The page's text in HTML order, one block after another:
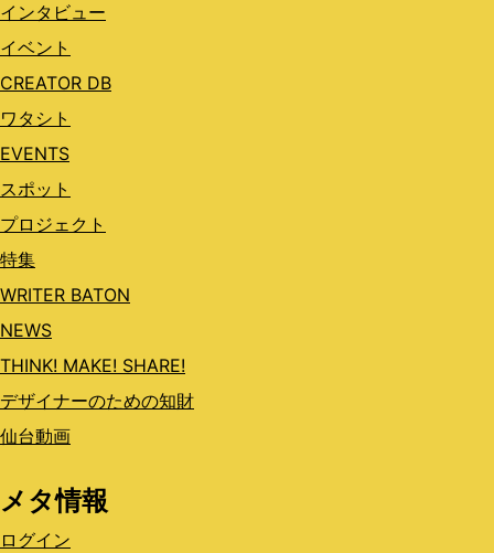
インタビュー
イベント
CREATOR DB
ワタシト
EVENTS
スポット
プロジェクト
特集
WRITER BATON
NEWS
THINK! MAKE! SHARE!
デザイナーのための知財
仙台動画
メタ情報
ログイン